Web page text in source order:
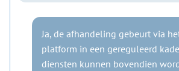
Ja, de afhandeling gebeurt via
platform in een gereguleerd
diensten kunnen bovendien